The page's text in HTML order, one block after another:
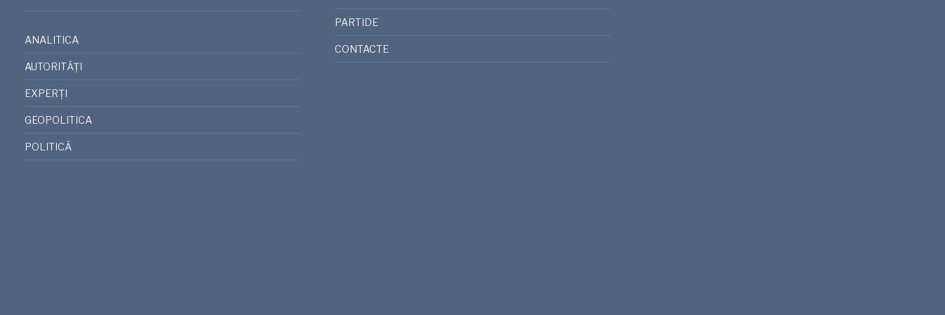
ANALITICA
AUTORITĂȚI
EXPERȚI
GEOPOLITICA
POLITICĂ
PARTIDE
CONTACTE